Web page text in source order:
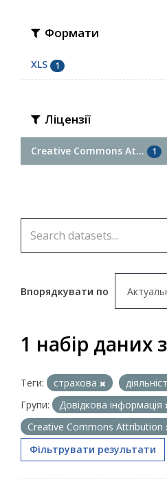
Формати
XLS 1
Ліцензії
Creative Commons At... 1
Впорядкувати по
1 набір даних
Теги: страхова
Групи:
Довідкова інформація
Creative Commons Attribution
Фільтрувати результати